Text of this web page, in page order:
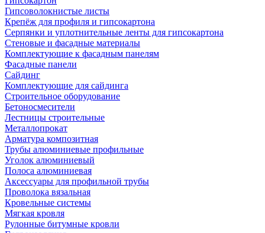
Гипсоволокнистые листы
Крепёж для профиля и гипсокартона
Серпянки и уплотнительные ленты для гипсокартона
Стеновые и фасадные материалы
Комплектующие к фасадным панелям
Фасадные панели
Сайдинг
Комплектующие для сайдинга
Строительное оборудование
Бетоносмесители
Лестницы строительные
Металлопрокат
Арматура композитная
Трубы алюминиевые профильные
Уголок алюминиевый
Полоса алюминиевая
Аксессуары для профильной трубы
Проволока вязальная
Кровельные системы
Мягкая кровля
Рулонные битумные кровли